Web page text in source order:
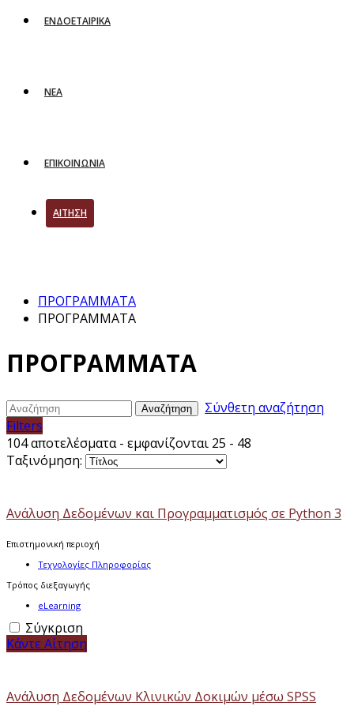
ΕΝΔΟΕΤΑΙΡΙΚΑ
ΝΕΑ
ΕΠΙΚΟΙΝΩΝΙΑ
ΑΙΤΗΣΗ
ΠΡΟΓΡΑΜΜΑΤΑ
ΠΡΟΓΡΑΜΜΑΤΑ
ΠΡΟΓΡΑΜΜΑΤΑ
Αναζήτηση
Σύνθετη αναζήτηση
Filters
104 αποτελέσματα - εμφανίζονται 25 - 48
Ταξινόμηση:
Ανάλυση Δεδομένων και Προγραμματισμός σε Python 3
Επιστημονική περιοχή
Τεχνολογίες Πληροφορίας
Τρόπος διεξαγωγής
eLearning
Σύγκριση
Κάντε Αίτηση
Ανάλυση Δεδομένων Κλινικών Δοκιμών μέσω SPSS